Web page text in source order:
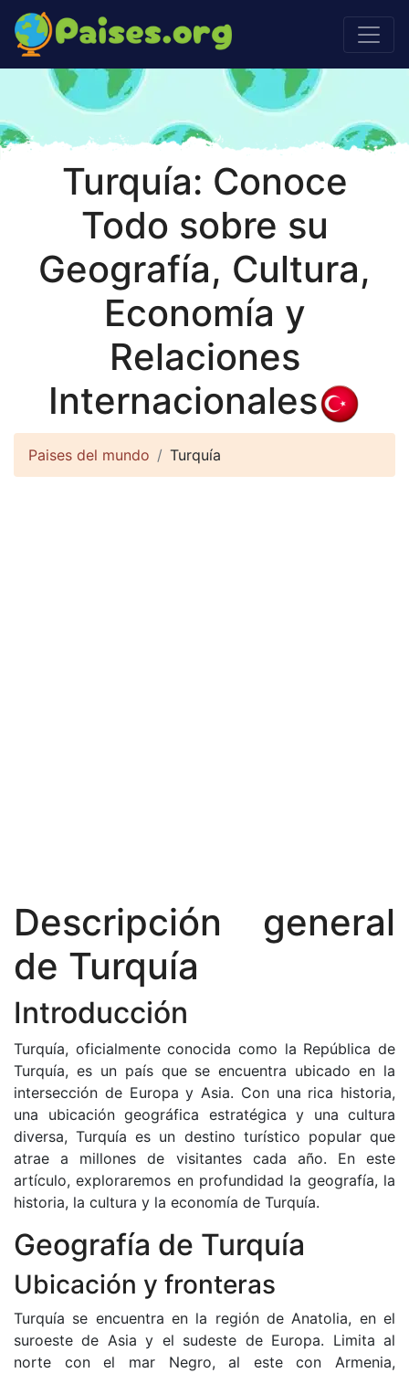
Turquía: Conoce
Todo sobre su
Geografía, Cultura,
Economía y
Relaciones
Internacionales
Paises del mundo Turquía
Descripción general
de Turquía
Introducción
Turquía, oficialmente conocida como la República de
Turquía, es un país que se encuentra ubicado en la
intersección de Europa y Asia. Con una rica historia,
una ubicación geográfica estratégica y una cultura
diversa, Turquía es un destino turístico popular que
atrae a millones de visitantes cada año. En este
artículo, exploraremos en profundidad la geografía, la
historia, la cultura y la economía de Turquía.
Geografía de Turquía
Ubicación y fronteras
Turquía se encuentra en la región de Anatolia, en el
suroeste de Asia y el sudeste de Europa. Limita al
norte con el mar Negro, al este con Armenia,